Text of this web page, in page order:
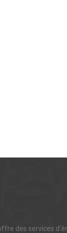
des services